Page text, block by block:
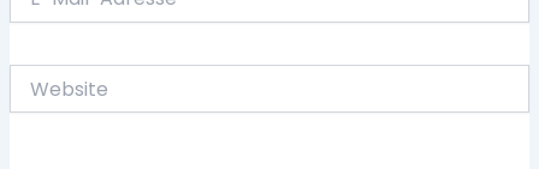
Mail-
Website